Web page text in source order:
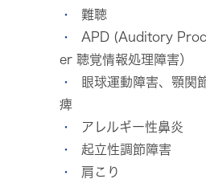
難聴
APD (Auditory
er 聴覚情報処理障害）
眼球運動障害、顎関
痺
アレルギー性鼻炎
起立性調節障害
肩こり